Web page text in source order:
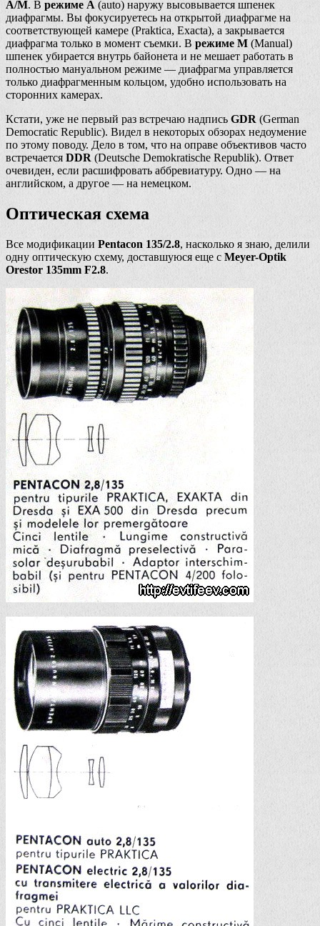
A/M. В режиме А(auto) наружу высовывается шпенек
диафрагмы. Вы фокусируетесь на открытой диафрагме на
соответствующей камере (Praktica, Exacta), а закрывается
диафрагма только в момент съемки. В режиме М (Manual)
шпенек убирается внутрь байонета и не мешает работать в
полностью мануальном режиме — диафрагма управляется
только диафрагменным кольцом, удобно использовать на
сторонних камерах.
Кстати, уже не первый раз встречаю надпись GDR (German
Democratic Republic). Видел в некоторых обзорах недоумение
по этому поводу. Дело в том, что на оправе объективов часто
встречается DDR (Deutsche Demokratische Republik). Ответ
очевиден, если расшифровать аббревиатуру. Одно — на
английском, а другое — на немецком.
Оптическая схема
Все модификации Pentacon 135/2.8, насколько я знаю, делили
одну оптическую схему, доставшуюся еще с Meyer-Optik
Orestor 135mm F2.8.